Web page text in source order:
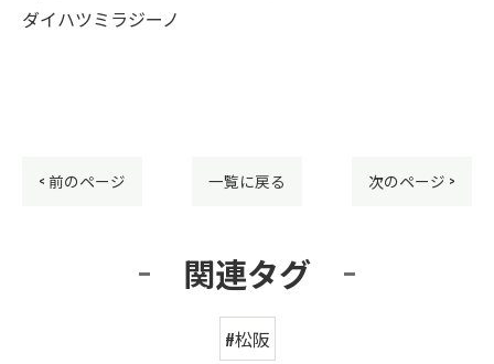
ダイハツミラジーノ
< 前のページ 一覧に戻る 次のページ >
関連タグ
#松阪